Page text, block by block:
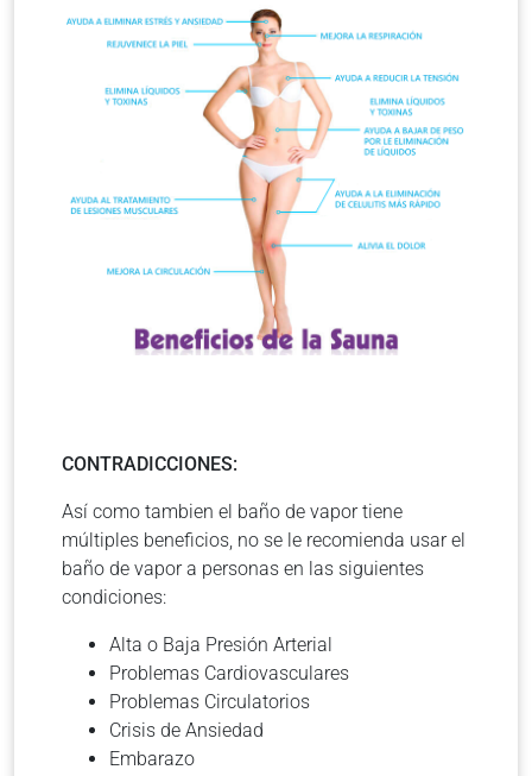
CONTRADICCIONES:
Así como tambien el baño de vapor tiene
múltiples beneficios, no se le recomienda usar el
baño de vapor a personas en las siguientes
condiciones:
Alta o Baja Presión Arterial
Problemas Cardiovasculares
Problemas Circulatorios
Crisis de Ansiedad
Embarazo